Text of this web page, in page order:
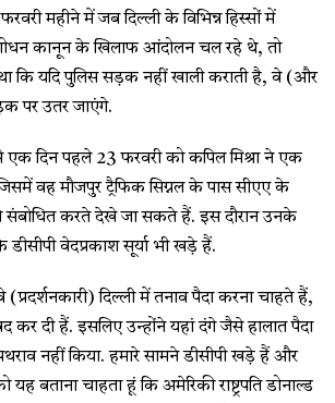
महीने में जब दिल्ली के विभिन्न हिस्सों में
कानून के खिलाफ आंदोलन चल रहे थे, तो
कि यदि पुलिस सड़क नहीं खाली कराती है, वे (और
पर उतर जाएंगे.
एक दिन पहले 23 फरवरी को कपिल मिश्रा ने एक
वह मौजपुर ट्रैफिक सिग्नल के पास सीएए के
संबोधित करते देखे जा सकते हैं. इस दौरान उनके
डीसीपी वेदप्रकाश सूर्या भी खड़े हैं.
(प्रदर्शनकारी) दिल्ली में तनाव पैदा करना चाहते हैं,
कर दी हैं. इसलिए उन्होंने यहां दंगे जैसे हालात पैदा
नहीं किया. हमारे सामने डीसीपी खड़े हैं और
बताना चाहता हूं कि अमेरिकी राष्ट्रपति डोनाल्ड